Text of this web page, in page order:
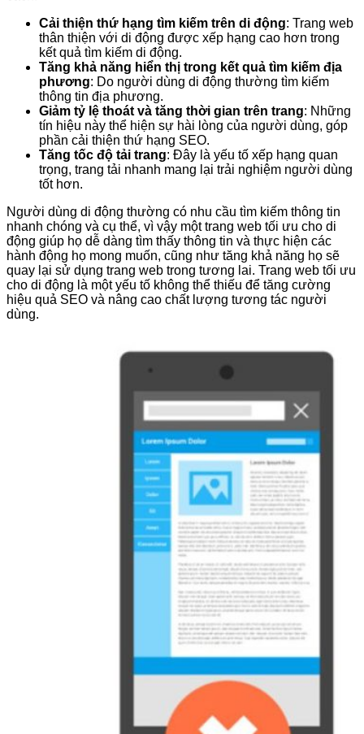
Cải thiện thứ hạng tìm kiếm trên di động: Trang web
thân thiện với di động được xếp hạng cao hơn trong
kết quả tìm kiếm di động.
Tăng khả năng hiển thị trong kết quả tìm kiếm địa
phương: Do người dùng di động thường tìm kiếm
thông tin địa phương.
Giảm tỷ lệ thoát và tăng thời gian trên trang: Những
tín hiệu này thể hiện sự hài lòng của người dùng, góp
phần cải thiện thứ hạng SEO.
Tăng tốc độ tải trang: Đây là yếu tố xếp hạng quan
trọng, trang tải nhanh mang lại trải nghiệm người dùng
tốt hơn.
Người dùng di động thường có nhu cầu tìm kiếm thông tin
nhanh chóng và cụ thể, vì vậy một trang web tối ưu cho di
động giúp họ dễ dàng tìm thấy thông tin và thực hiện các
hành động họ mong muốn, cũng như tăng khả năng họ sẽ
quay lại sử dụng trang web trong tương lai. Trang web tối ưu
cho di động là một yếu tố không thể thiếu để tăng cường
hiệu quả SEO và nâng cao chất lượng tương tác người
dùng.